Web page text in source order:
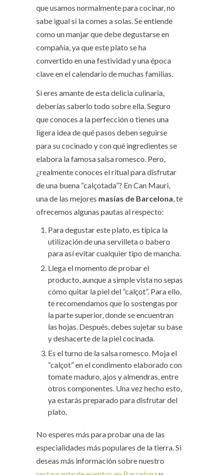
que usamos normalmente para cocinar, no
sabe igual si la comes a solas. Se entiende
como un manjar que debe degustarse en
compañía, ya que este plato se ha
convertido en una festividad y una época
clave en el calendario de muchas familias.
Si eres amante de esta delicia culinaria,
deberías saberlo todo sobre ella. Seguro
que conoces a la perfección o tienes una
ligera idea de qué pasos deben seguirse
para su cocinado y con qué ingredientes se
elabora la famosa salsa romesco. Pero,
¿realmente conoces el ritual para disfrutar
de una buena “calçotada”? En Can Mauri,
una de las mejores masías de Barcelona, te
ofrecemos algunas pautas al respecto:
Para degustar este plato, es típica la
utilización de una servilleta o babero
para así evitar cualquier tipo de mancha.
Llega el momento de probar el
producto, aunque a simple vista no sepas
cómo quitar la piel del “calçot”. Para ello,
te recomendamos que lo sostengas por
la parte superior, donde se encuentran
las hojas. Después, debes sujetar su base
y deshacerte de la piel cocinada.
Es el turno de la salsa romesco. Moja el
“calçot” en el condimento elaborado con
tomate maduro, ajos y almendras, entre
otros componentes. Una vez hecho esto,
ya estarás preparado para disfrutar del
plato.
No esperes más para probar una de las
especialidades más populares de la tierra. Si
deseas más información sobre nuestro